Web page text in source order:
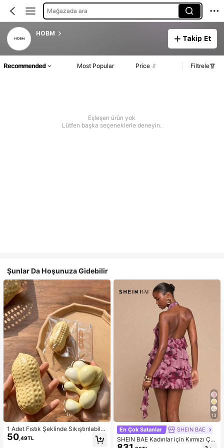
Mağazada ara
HOBM
Takip Et
Recommended Most Popular Price Filtrele
Eşleşen ürün yok
Lütfen başka seçeneklerle deneyin.
Şunlar Da Hoşunuza Gidebilir
1 Adet Fıstık Şeklinde Sıkıştırılabilir
Stres Oyuncağı, Ofis Rahatlaması v
e Parti Etkileşimi İçin Uygun, Doğu
50 ,49TL
13
En Çok Satanlar SHEIN BAE
SHEIN BAE Kadınlar için Kırmızı Çiç
ekli Batik Desenli Askılı Yaka Fırfırlı